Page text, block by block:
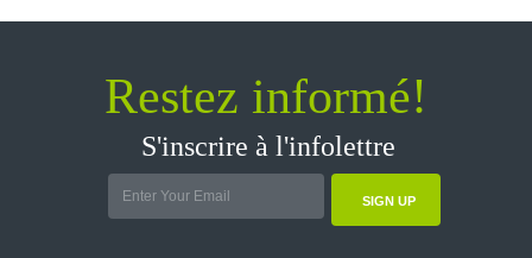
Restez informé!
S'inscrire à l'infolettre
SIGN UP